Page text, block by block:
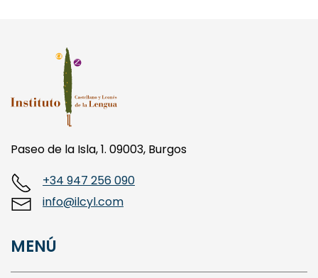
Paseo de la Isla, 1. 09003, Burgos
+34 947 256 090
info@ilcyl.com
MENÚ